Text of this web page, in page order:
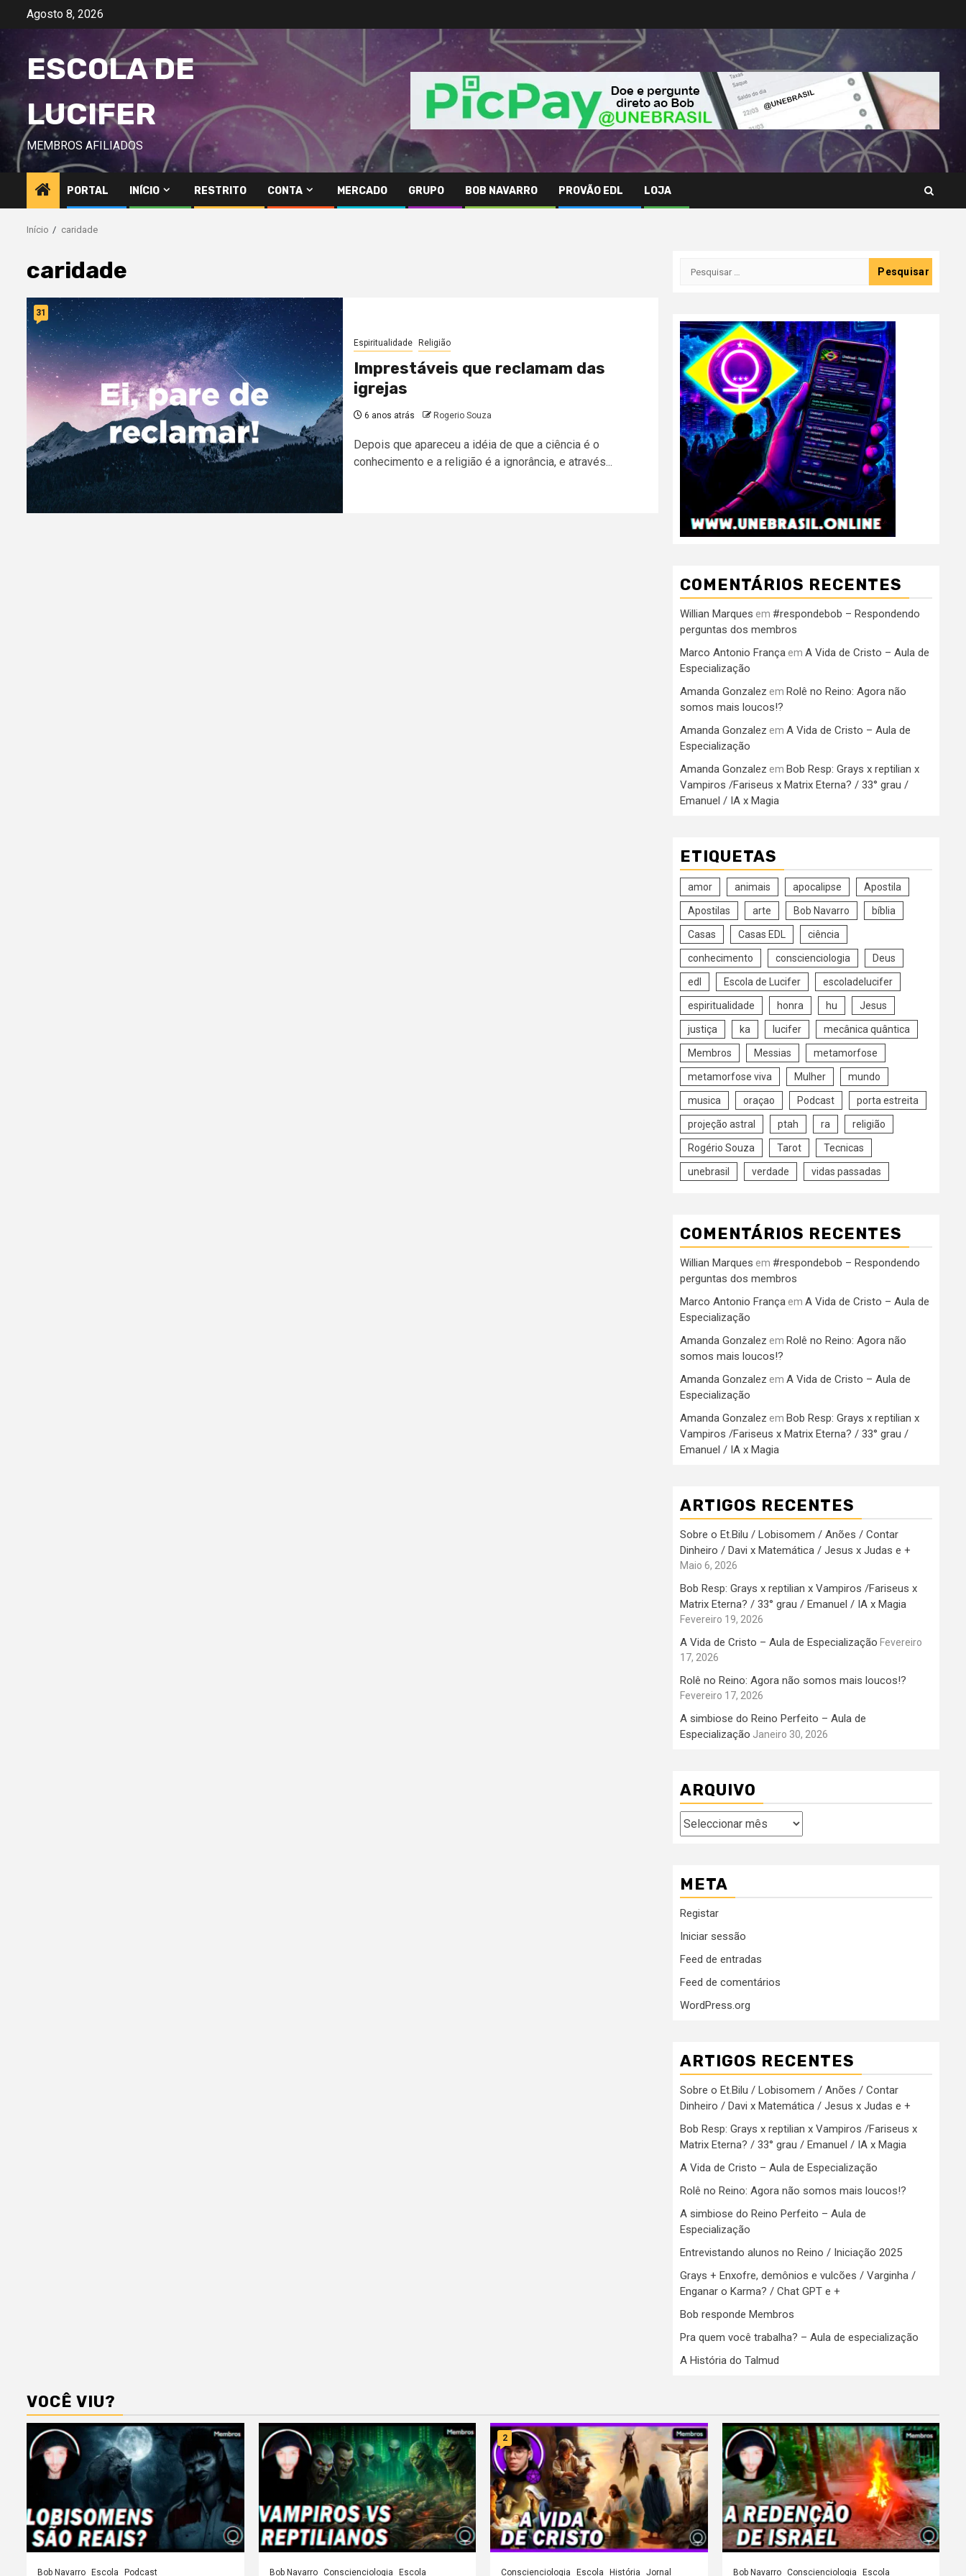
Avançar
conteúdo
Agosto 8, 2026
ESCOLA DE
LUCIFER
MEMBROS AFILIADOS
PORTAL INÍCIO RESTRITO CONTA MERCADO GRUPO BOB NAVARRO PROVÃO EDL LOJA
Início caridade
caridade
31
Espiritualidade Religião
Imprestáveis que reclamam das
igrejas
6 anos atrás Rogerio Souza
Depois que apareceu a idéia de que a ciência é o
conhecimento e a religião é a ignorância, e através...
Pesquisar
COMENTÁRIOS RECENTES
Willian Marques em #respondebob – Respondendo
perguntas dos membros
Marco Antonio França em A Vida de Cristo – Aula de
Especialização
Amanda Gonzalez em Rolê no Reino: Agora não
somos mais loucos!?
Amanda Gonzalez em A Vida de Cristo – Aula de
Especialização
Amanda Gonzalez em Bob Resp: Grays x reptilian x
Vampiros /Fariseus x Matrix Eterna? / 33° grau /
Emanuel / IA x Magia
ETIQUETAS
amor animais apocalipse Apostila
Apostilas arte Bob Navarro bíblia
Casas Casas EDL ciência
conhecimento conscienciologia Deus
edl Escola de Lucifer escoladelucifer
espiritualidade honra hu Jesus
justiça ka lucifer mecânica quântica
Membros Messias metamorfose
metamorfose viva Mulher mundo
musica oraçao Podcast porta estreita
projeção astral ptah ra religião
Rogério Souza Tarot Tecnicas
unebrasil verdade vidas passadas
COMENTÁRIOS RECENTES
Willian Marques em #respondebob – Respondendo
perguntas dos membros
Marco Antonio França em A Vida de Cristo – Aula de
Especialização
Amanda Gonzalez em Rolê no Reino: Agora não
somos mais loucos!?
Amanda Gonzalez em A Vida de Cristo – Aula de
Especialização
Amanda Gonzalez em Bob Resp: Grays x reptilian x
Vampiros /Fariseus x Matrix Eterna? / 33° grau /
Emanuel / IA x Magia
ARTIGOS RECENTES
Sobre o Et.Bilu / Lobisomem / Anões / Contar
Dinheiro / Davi x Matemática / Jesus x Judas e +
Maio 6, 2026
Bob Resp: Grays x reptilian x Vampiros /Fariseus x
Matrix Eterna? / 33° grau / Emanuel / IA x Magia
Fevereiro 19, 2026
A Vida de Cristo – Aula de Especialização Fevereiro
17, 2026
Rolê no Reino: Agora não somos mais loucos!?
Fevereiro 17, 2026
A simbiose do Reino Perfeito – Aula de
Especialização Janeiro 30, 2026
ARQUIVO
Arquivo
META
Registar
Iniciar sessão
Feed de entradas
Feed de comentários
WordPress.org
ARTIGOS RECENTES
Sobre o Et.Bilu / Lobisomem / Anões / Contar
Dinheiro / Davi x Matemática / Jesus x Judas e +
Bob Resp: Grays x reptilian x Vampiros /Fariseus x
Matrix Eterna? / 33° grau / Emanuel / IA x Magia
A Vida de Cristo – Aula de Especialização
Rolê no Reino: Agora não somos mais loucos!?
A simbiose do Reino Perfeito – Aula de
Especialização
Entrevistando alunos no Reino / Iniciação 2025
Grays + Enxofre, demônios e vulcões / Varginha /
Enganar o Karma? / Chat GPT e +
Bob responde Membros
Pra quem você trabalha? – Aula de especialização
A História do Talmud
VOCÊ VIU?
Bob Navarro Escola Podcast Bob Navarro Conscienciologia Escola
2
Conscienciologia Escola História Jornal Bob Navarro Conscienciologia Escola